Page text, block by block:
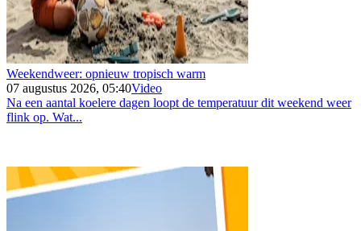
Weekendweer: opnieuw tropisch warm
07 augustus 2026, 05:40Video
Na een aantal koelere dagen loopt de temperatuur dit weekend weer
flink op. Wat...